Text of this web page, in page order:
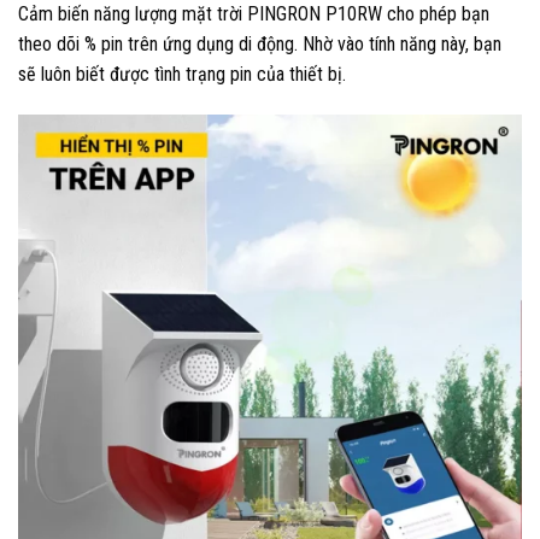
Cảm biến năng lượng mặt trời PINGRON P10RW cho phép bạn
theo dõi % pin trên ứng dụng di động. Nhờ vào tính năng này, bạn
sẽ luôn biết được tình trạng pin của thiết bị.